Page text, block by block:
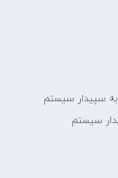
سپیدار سیستم
سیستم